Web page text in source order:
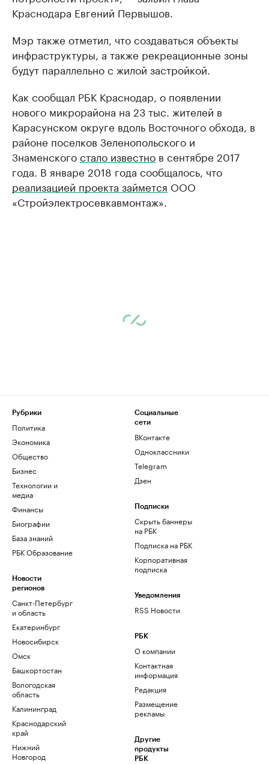
Краснодара Евгений Первышов.
Мэр также отметил, что создаваться объекты
инфраструктуры, а также рекреационные зоны
будут параллельно с жилой застройкой.
Как сообщал РБК Краснодар, о появлении
нового микрорайона на 23 тыс. жителей в
Карасунском округе вдоль Восточного обхода, в
районе поселков Зеленопольского и
Знаменскогостало известно в сентябре 2017
года. В январе 2018 года сообщалось, что
реализацией проекта займется ООО
«Стройэлектросевкавмонтаж».
Рубрики
Политика
Экономика
Общество
Бизнес
Технологии и
медиа
Финансы
Биографии
База знаний
РБК Образование
Новости
регионов
Санкт-Петербург
и область
Екатеринбург
Новосибирск
Омск
Башкортостан
Вологодская
область
Калининград
Краснодарский
край
Нижний
Новгород
Социальные
сети
ВКонтакте
Одноклассники
Telegram
Дзен
Подписки
Скрыть баннеры
на РБК
Подписка на РБК
Корпоративная
подписка
Уведомления
RSS Новости
РБК
О компании
Контактная
информация
Редакция
Размещение
рекламы
Другие
продукты
РБК